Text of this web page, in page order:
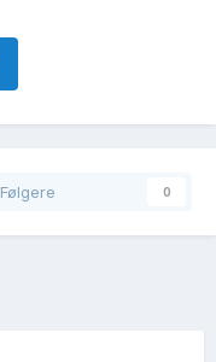
Følgere 0